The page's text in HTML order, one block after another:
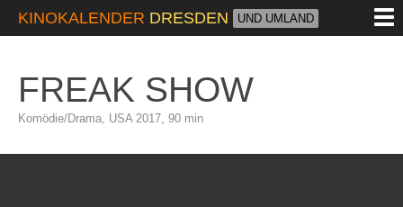
KINOKALENDER DRESDEN UND UMLAND
FREAK SHOW
Komödie/Drama, USA 2017, 90 min